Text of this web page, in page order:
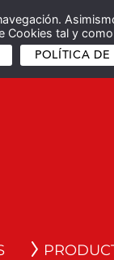
tal y
POLÍTICA DE